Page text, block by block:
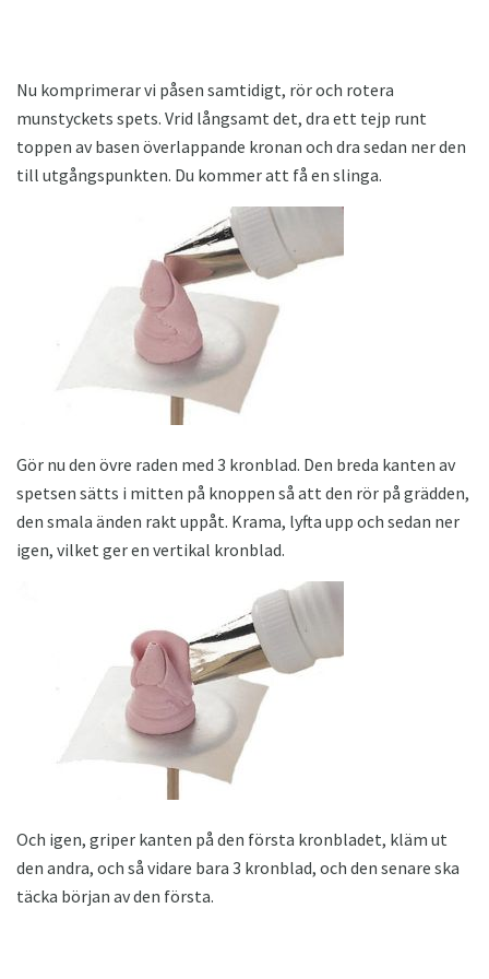
Nu komprimerar vi påsen samtidigt, rör och rotera
munstyckets spets. Vrid långsamt det, dra ett tejp runt
toppen av basen överlappande kronan och dra sedan ner den
till utgångspunkten. Du kommer att få en slinga.
Gör nu den övre raden med 3 kronblad. Den breda kanten av
spetsen sätts i mitten på knoppen så att den rör på grädden,
den smala änden rakt uppåt. Krama, lyfta upp och sedan ner
igen, vilket ger en vertikal kronblad.
Och igen, griper kanten på den första kronbladet, kläm ut
den andra, och så vidare bara 3 kronblad, och den senare ska
täcka början av den första.